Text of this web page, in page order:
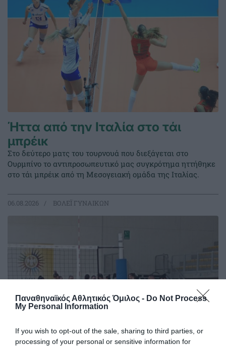
Παναθηναϊκός Αθλητικός Όμιλος - Do Not Process
My Personal Information
If you wish to opt-out of the sale, sharing to third parties, or
processing of your personal or sensitive information for
Ήττα από την Ιταλία στο τάι
μπρέικ
Στο δεύτερο ματς του τουρνουά που διεξάγεται στο
Ουρμπίνο το αντιπροσωπευτικό μας συγκρότημα ηττήθηκε
στο τάι μπρέικ από τη Μεσογειακή ομάδα της Ιταλίας.
06.08.2026 ΒΟΛΕΪ ΓΥΝΑΙΚΩΝ